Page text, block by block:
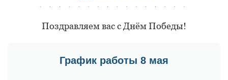
Поздравляем вас с Днём Победы!
График работы 8 мая